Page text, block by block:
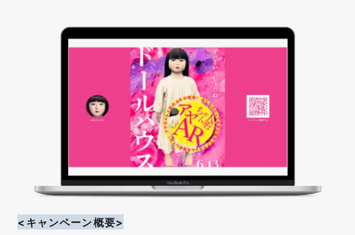
<キャンペーン概要>